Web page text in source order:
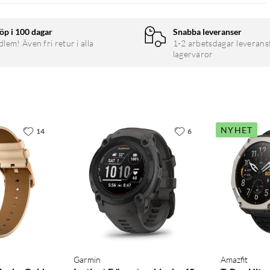
anpassad träning och kost
Connect
redo för en aktivitet, eller när den är trött och behöver ladda
om hur sömn, tupplurar, dagliga aktiviteter och hög
i 100 dagar
Även fri retur i alla
Snabba leveranser
1-2 arbetsdagar
lagervaror
14
Garmin
6 NYHET
Amazfit